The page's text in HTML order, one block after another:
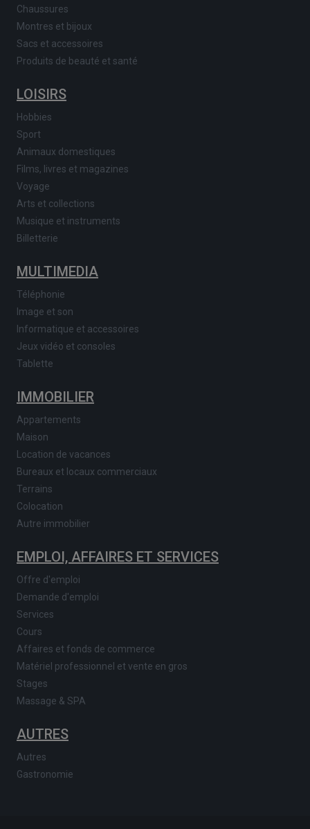
Chaussures
Montres et bijoux
Sacs et accessoires
Produits de beauté et santé
LOISIRS
Hobbies
Sport
Animaux domestiques
Films, livres et magazines
Voyage
Arts et collections
Musique et instruments
Billetterie
MULTIMEDIA
Téléphonie
Image et son
Informatique et accessoires
Jeux vidéo et consoles
Tablette
IMMOBILIER
Appartements
Maison
Location de vacances
Bureaux et locaux commerciaux
Terrains
Colocation
Autre immobilier
EMPLOI, AFFAIRES ET SERVICES
Offre d'emploi
Demande d'emploi
Services
Cours
Affaires et fonds de commerce
Matériel professionnel et vente en gros
Stages
Massage & SPA
AUTRES
Autres
Gastronomie